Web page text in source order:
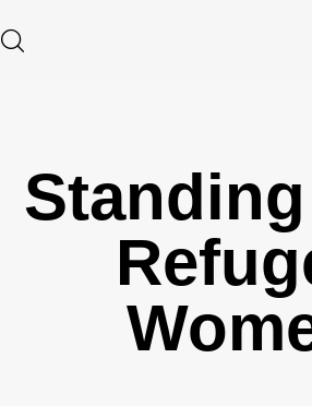
Type and hit enter